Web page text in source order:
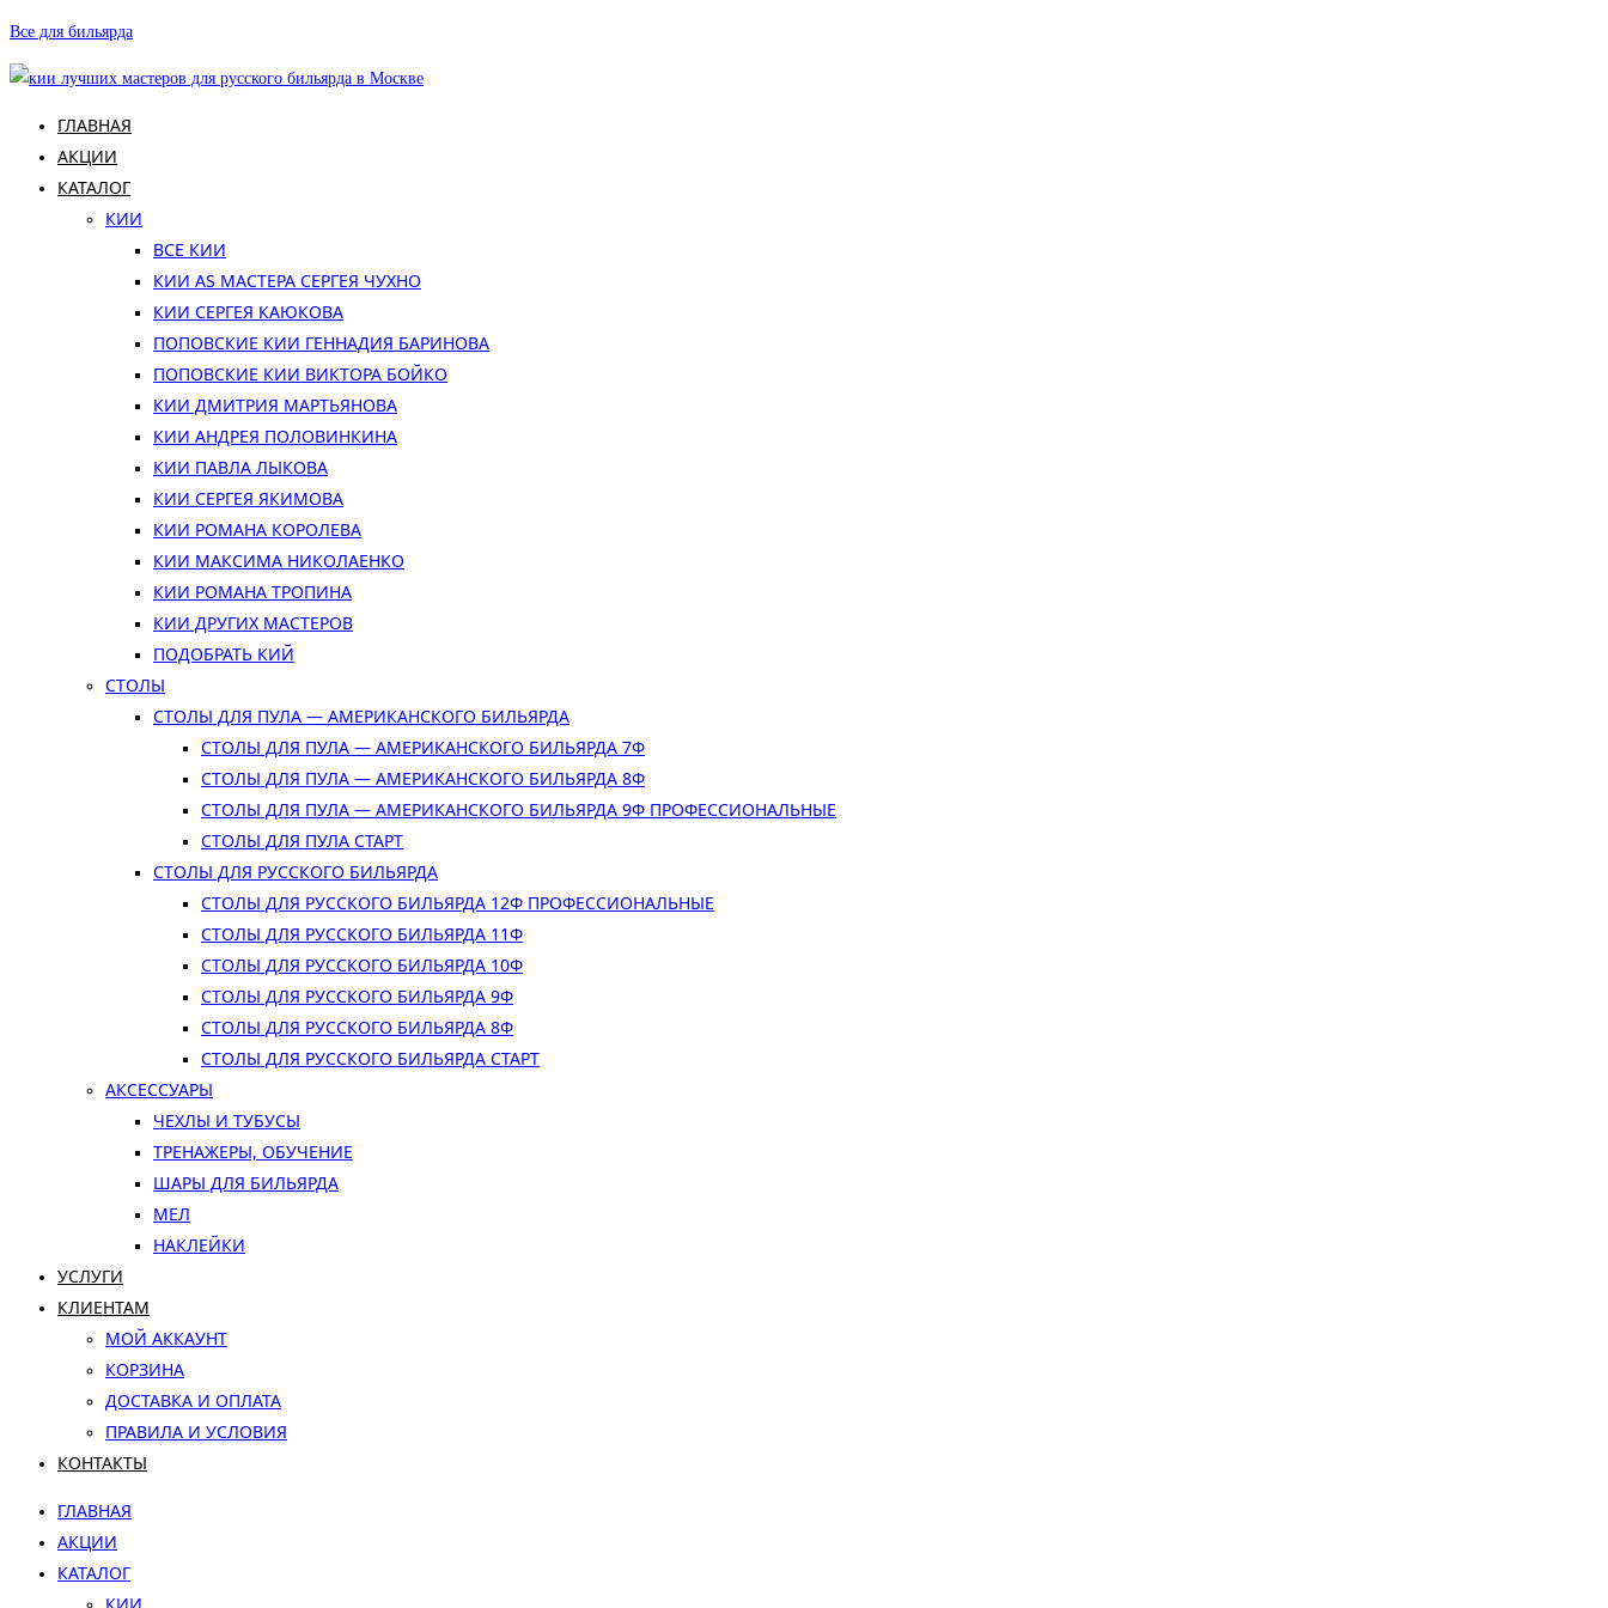
Перейти
к
содержимому
Все для бильярда
ГЛАВНАЯ
АКЦИИ
КАТАЛОГ
КИИ
ВСЕ КИИ
КИИ AS МАСТЕРА СЕРГЕЯ ЧУХНО
КИИ СЕРГЕЯ КАЮКОВА
ПОПОВСКИЕ КИИ ГЕННАДИЯ БАРИНОВА
ПОПОВСКИЕ КИИ ВИКТОРА БОЙКО
КИИ ДМИТРИЯ МАРТЬЯНОВА
КИИ АНДРЕЯ ПОЛОВИНКИНА
КИИ ПАВЛА ЛЫКОВА
КИИ СЕРГЕЯ ЯКИМОВА
КИИ РОМАНА КОРОЛЕВА
КИИ МАКСИМА НИКОЛАЕНКО
КИИ РОМАНА ТРОПИНА
КИИ ДРУГИХ МАСТЕРОВ
ПОДОБРАТЬ КИЙ
СТОЛЫ
СТОЛЫ ДЛЯ ПУЛА — АМЕРИКАНСКОГО БИЛЬЯРДА
СТОЛЫ ДЛЯ ПУЛА — АМЕРИКАНСКОГО БИЛЬЯРДА 7Ф
СТОЛЫ ДЛЯ ПУЛА — АМЕРИКАНСКОГО БИЛЬЯРДА 8Ф
СТОЛЫ ДЛЯ ПУЛА — АМЕРИКАНСКОГО БИЛЬЯРДА 9Ф ПРОФЕССИОНАЛЬНЫЕ
СТОЛЫ ДЛЯ ПУЛА СТАРТ
СТОЛЫ ДЛЯ РУССКОГО БИЛЬЯРДА
СТОЛЫ ДЛЯ РУССКОГО БИЛЬЯРДА 12Ф ПРОФЕССИОНАЛЬНЫЕ
СТОЛЫ ДЛЯ РУССКОГО БИЛЬЯРДА 11Ф
СТОЛЫ ДЛЯ РУССКОГО БИЛЬЯРДА 10Ф
СТОЛЫ ДЛЯ РУССКОГО БИЛЬЯРДА 9Ф
СТОЛЫ ДЛЯ РУССКОГО БИЛЬЯРДА 8Ф
СТОЛЫ ДЛЯ РУССКОГО БИЛЬЯРДА СТАРТ
АКСЕССУАРЫ
ЧЕХЛЫ И ТУБУСЫ
ТРЕНАЖЕРЫ, ОБУЧЕНИЕ
ШАРЫ ДЛЯ БИЛЬЯРДА
МЕЛ
НАКЛЕЙКИ
УСЛУГИ
КЛИЕНТАМ
МОЙ АККАУНТ
КОРЗИНА
ДОСТАВКА И ОПЛАТА
ПРАВИЛА И УСЛОВИЯ
КОНТАКТЫ
ГЛАВНАЯ
АКЦИИ
КАТАЛОГ